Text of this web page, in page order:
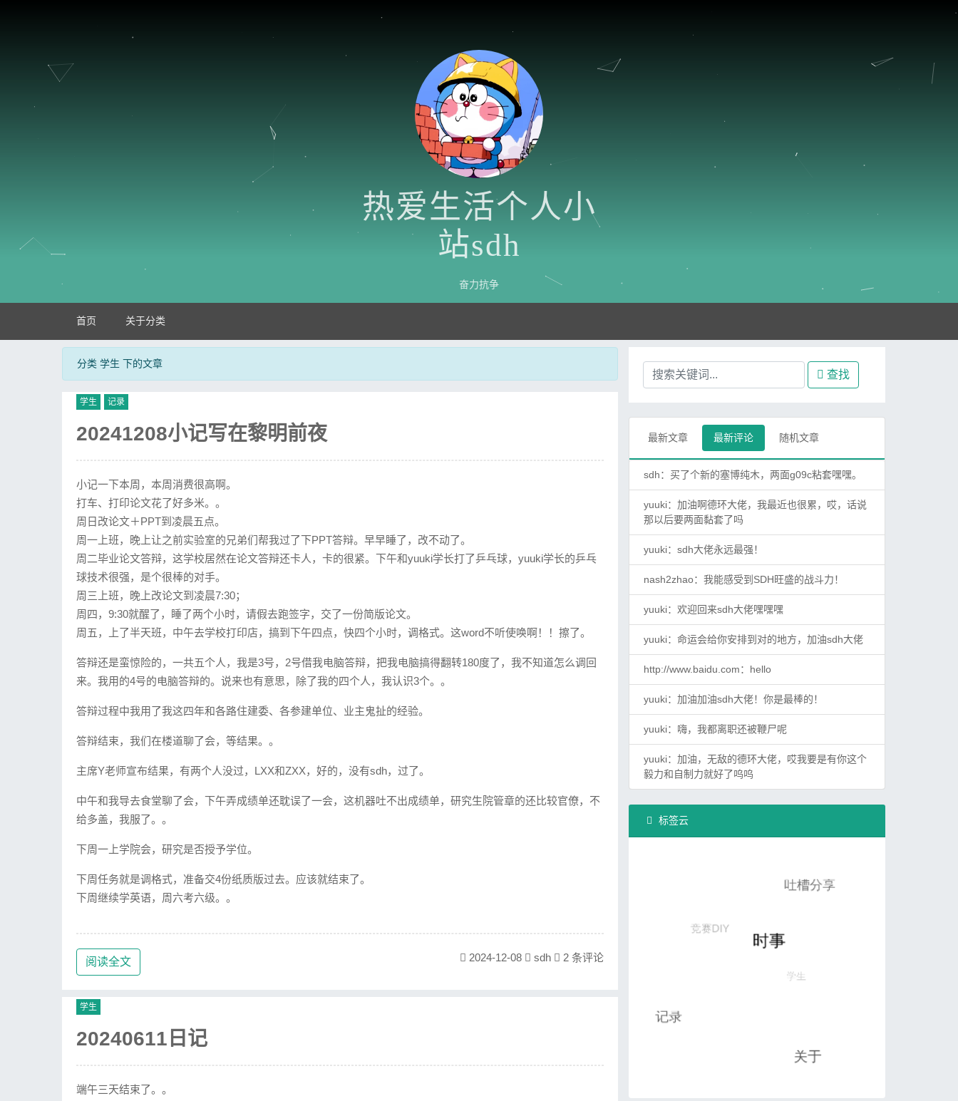
热爱生活个人小
站sdh
奋力抗争
首页 关于分类
分类 学生 下的文章
学生 记录
20241208小记写在黎明前夜
小记一下本周，本周消费很高啊。
打车、打印论文花了好多米。。
周日改论文＋PPT到凌晨五点。
周一上班，晚上让之前实验室的兄弟们帮我过了下PPT答辩。早早睡了，改不动了。
周二毕业论文答辩，这学校居然在论文答辩还卡人，卡的很紧。下午和yuuki学长打了乒乓球，yuuki学长的乒乓
球技术很强，是个很棒的对手。
周三上班，晚上改论文到凌晨7:30；
周四，9:30就醒了，睡了两个小时，请假去跑签字，交了一份简版论文。
周五，上了半天班，中午去学校打印店，搞到下午四点，快四个小时，调格式。这word不听使唤啊！！擦了。
答辩还是蛮惊险的，一共五个人，我是3号，2号借我电脑答辩，把我电脑搞得翻转180度了，我不知道怎么调回
来。我用的4号的电脑答辩的。说来也有意思，除了我的四个人，我认识3个。。
答辩过程中我用了我这四年和各路住建委、各参建单位、业主鬼扯的经验。
答辩结束，我们在楼道聊了会，等结果。。
主席Y老师宣布结果，有两个人没过，LXX和ZXX，好的，没有sdh，过了。
中午和我导去食堂聊了会，下午弄成绩单还耽误了一会，这机器吐不出成绩单，研究生院管章的还比较官僚，不
给多盖，我服了。。
下周一上学院会，研究是否授予学位。
下周任务就是调格式，准备交4份纸质版过去。应该就结束了。
下周继续学英语，周六考六级。。
阅读全文 2024-12-08 sdh 2 条评论
学生
20240611日记
端午三天结束了。。
查找
最新文章 最新评论 随机文章
sdh： 买了个新的塞博纯木，两面g09c粘套嘿嘿。
yuuki： 加油啊德环大佬，我最近也很累，哎，话说
那以后要两面黏套了吗
yuuki： sdh大佬永远最强！
nash2zhao： 我能感受到SDH旺盛的战斗力！
yuuki： 欢迎回来sdh大佬嘿嘿嘿
yuuki： 命运会给你安排到对的地方，加油sdh大佬
http://www.baidu.com： hello
yuuki： 加油加油sdh大佬！你是最棒的！
yuuki： 嗨，我都离职还被鞭尸呢
yuuki： 加油，无敌的德环大佬，哎我要是有你这个
毅力和自制力就好了呜呜
标签云